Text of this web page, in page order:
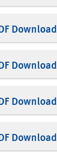
Download
Download
Download
Download